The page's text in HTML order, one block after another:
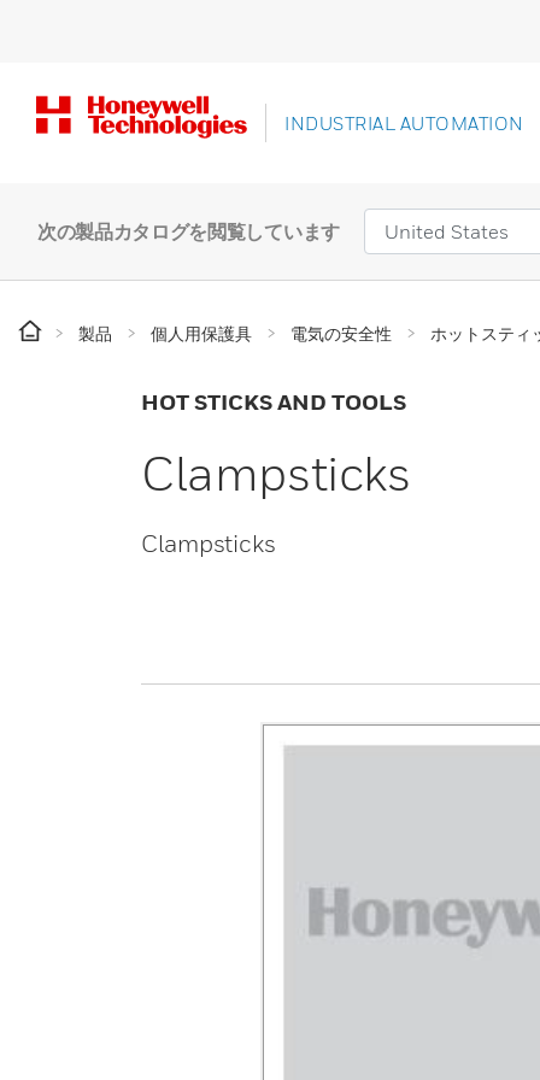
INDUSTRIAL AUTOMATION
次の製品カタログを閲覧しています
製品 個人用保護具 電気の安全性 ホットスティ
HOT STICKS AND TOOLS
Clampsticks
Clampsticks